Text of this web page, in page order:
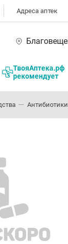
Адреса аптек
ТвояАптека.рф
рекомендует
Антибиотики